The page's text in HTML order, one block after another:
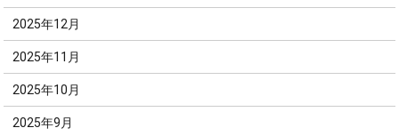
2025年12月
2025年11月
2025年10月
2025年9月